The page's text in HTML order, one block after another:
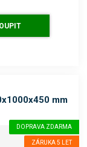
mm
DOPRAVA ZDARMA
ZÁRUKA 5 LET